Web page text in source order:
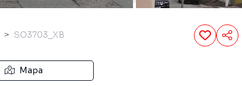
SO3703_XB
Mapa